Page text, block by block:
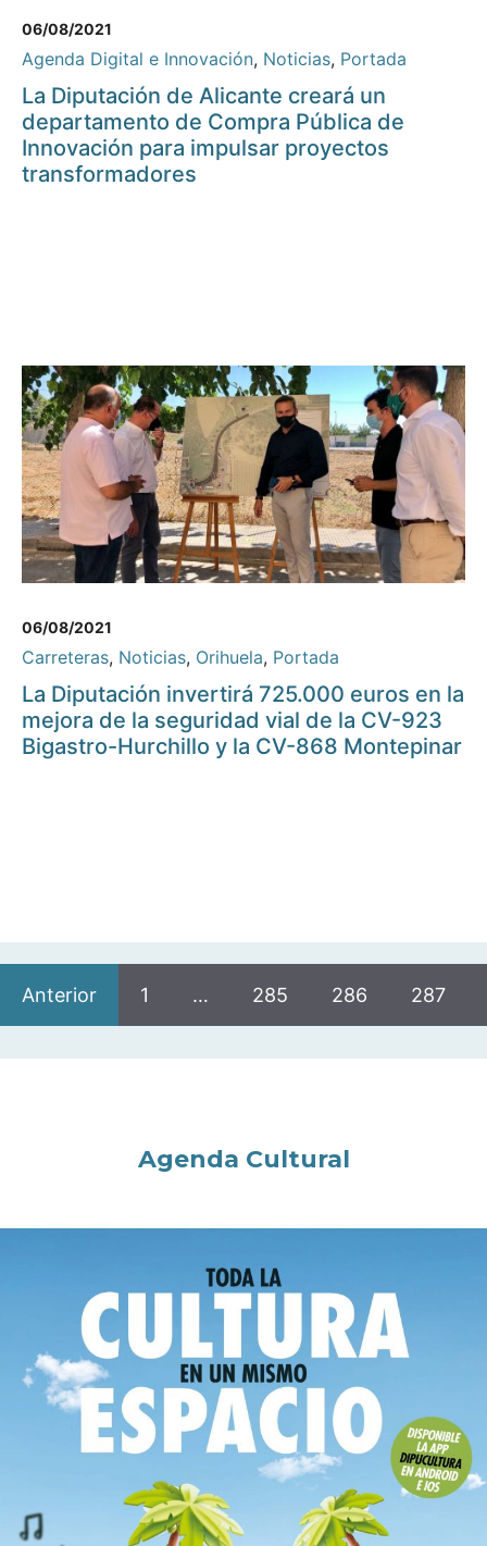
06/08/2021
Agenda Digital e Innovación, Noticias, Portada
La Diputación de Alicante creará un
departamento de Compra Pública de
Innovación para impulsar proyectos
transformadores
06/08/2021
Carreteras, Noticias, Orihuela, Portada
La Diputación invertirá 725.000 euros en la
mejora de la seguridad vial de la CV-923
Bigastro-Hurchillo y la CV-868 Montepinar
Anterior 1 … 285 286 287
Agenda Cultural